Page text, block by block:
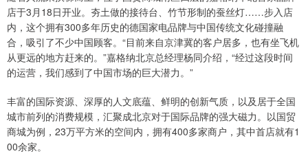
店于3月18日开业。夯土做的接待台、竹节形制的蚕丝灯……步入店
内，这个拥有300多年历史的德国家电品牌与中国传统文化碰撞融
合，吸引了不少中国顾客。“目前来自京津冀的客户居多，也有坐飞机
从更远的地方赶来的。”嘉格纳北京总经理杨同介绍，“经过这段时间
的运营，我们感到了中国市场的巨大潜力。”
丰富的国际资源、深厚的人文底蕴、鲜明的创新气质，以及居于全国
城市前列的消费规模，汇聚成北京对于国际品牌的强大磁力。以国贸
商城为例，23万平方米的空间内，拥有400多家商户，其中首店就有1
00余家。